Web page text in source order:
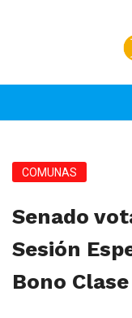
COMUNAS
Senado
Sesión
Bono